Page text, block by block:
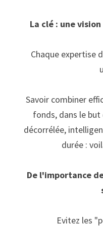
La clé : une
Chaque expertise
Savoir combiner
fonds, dans le
décorrélée,
durée :
De l'importance
Evitez les